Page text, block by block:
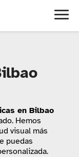
en Bilbao
Hemos
visual más
puedas